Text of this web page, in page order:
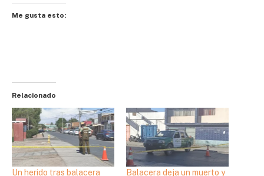
Me gusta esto:
Relacionado
Un herido tras balacera
Balacera deja un muerto y